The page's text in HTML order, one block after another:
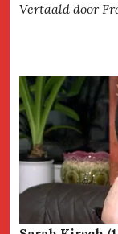
Vertaald door